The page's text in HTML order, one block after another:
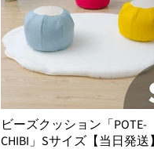
ビーズクッション「POTE-
CHIBI」Sサイズ【当日発送】